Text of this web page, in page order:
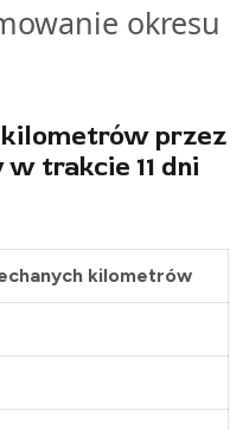
okresu
kilometrów przez
trakcie 11 dni
kilometrów